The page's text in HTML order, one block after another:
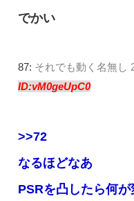
でかい
87: それでも動く名無し
ID:vM0geUpC0
>>72
なるほどなあ
PSRを凸したら何